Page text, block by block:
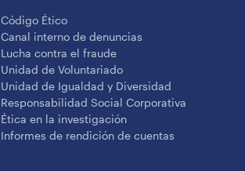
Código Ético
Canal interno de denuncias
Lucha contra el fraude
Unidad de Voluntariado
Unidad de Igualdad y Diversidad
Responsabilidad Social Corporativa
Ética en la investigación
Informes de rendición de cuentas